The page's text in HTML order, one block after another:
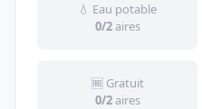
💧 Eau potable
0/2aires
🆓 Gratuit
0/2aires